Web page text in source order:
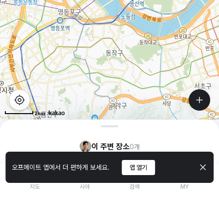
오프메이트 앱에서 더 편하게 보세요. 앱 열기
2km
이 주변 장소0개
지도 시야 검색 MY